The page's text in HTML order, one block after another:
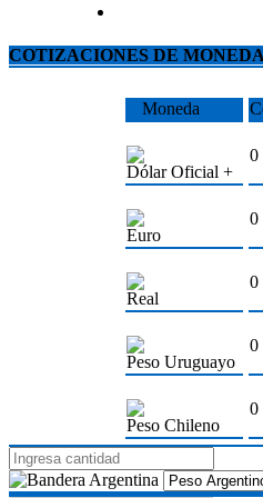
COTIZACIONES DE
Moneda
Dólar Oficial +
0
Euro
0
Real
0
Peso Uruguayo
0
Peso Chileno
0